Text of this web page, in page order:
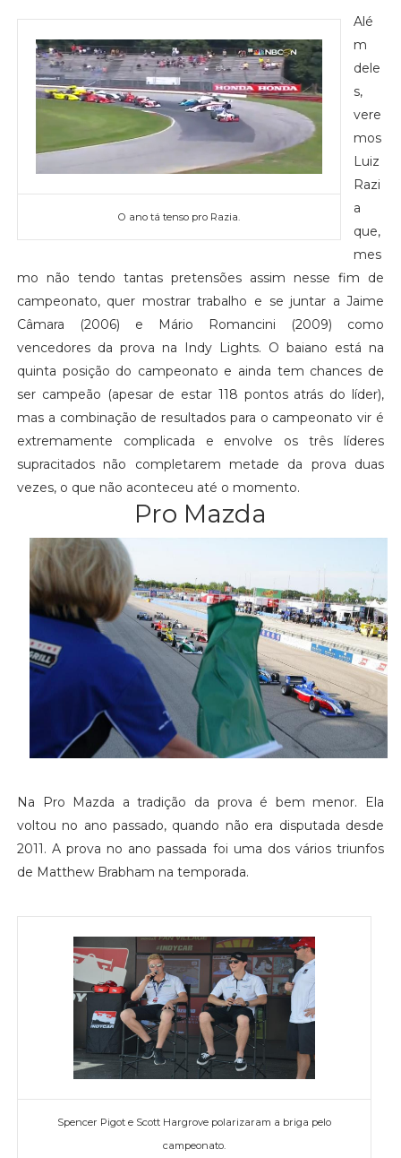
O ano tá tenso pro Razia.
Alé
m
dele
s,
vere
mos
Luiz
Razi
a
que,
mes
mo não tendo tantas pretensões assim nesse fim de
campeonato, quer mostrar trabalho e se juntar a Jaime
Câmara (2006) e Mário Romancini (2009) como
vencedores da prova na Indy Lights. O baiano está na
quinta posição do campeonato e ainda tem chances de
ser campeão (apesar de estar 118 pontos atrás do líder),
mas a combinação de resultados para o campeonato vir é
extremamente complicada e envolve os três líderes
supracitados não completarem metade da prova duas
vezes, o que não aconteceu até o momento.
Pro Mazda
Na Pro Mazda a tradição da prova é bem menor. Ela
voltou no ano passado, quando não era disputada desde
2011. A prova no ano passada foi uma dos vários triunfos
de Matthew Brabham na temporada.
Spencer Pigot e Scott Hargrove polarizaram a briga pelo
campeonato.